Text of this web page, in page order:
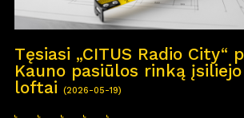
Tęsiasi „CITUS Radio City“
Kauno pasiūlos rinką
loftai
(2026-05-19)